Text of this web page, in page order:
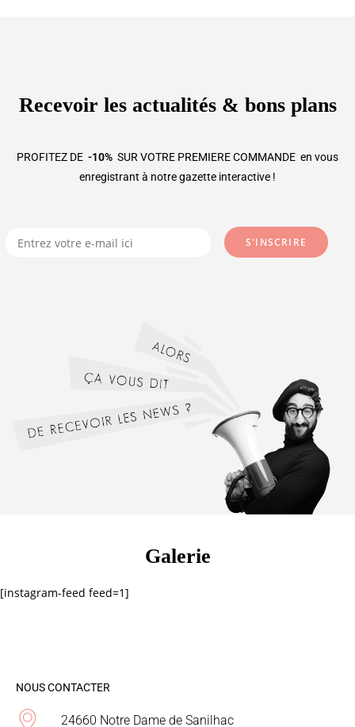
Recevoir les actualités & bons plans
PROFITEZ DE -10% SUR VOTRE PREMIERE COMMANDE en vous
enregistrant à notre gazette interactive !
Galerie
[instagram-feed feed=1]
NOUS CONTACTER
24660 Notre Dame de Sanilhac